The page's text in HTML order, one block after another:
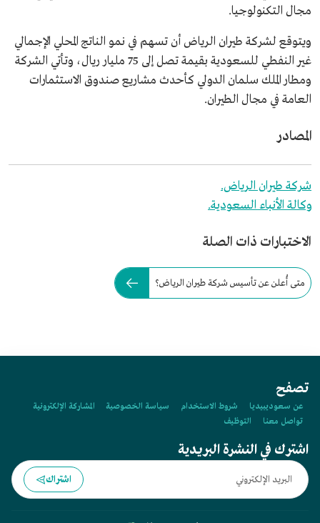
مجال التكنولوجيا.
ويتوقع لشركة طيران الرياض أن تسهم في نمو الناتج المحلي الإجمالي
غير النفطي للسعودية بقيمة تصل إلى 75 مليار ريال، وتأتي الشركة
ومطار الملك سلمان الدولي كأحدث مشاريع صندوق الاستثمارات
العامة في مجال الطيران.
المصادر
شركة طيران الرياض.
وكالة الأنباء السعودية.
الاختبارات ذات الصلة
متى أُعلن عن تأسيس شركة طيران الرياض؟
تصفح
عن سعوديبيديا شروط الاستخدام سياسة الخصوصية
المشاركة الإلكترونية
تواصل معنا
التوظيف
اشترك في النشرة البريدية
اشتراك